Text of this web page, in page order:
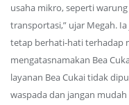
usaha mikro, seperti
transportasi,” ujar Megah.
tetap berhati-hati terhadap
mengatasnamakan Bea
layanan Bea Cukai tidak
waspada dan jangan